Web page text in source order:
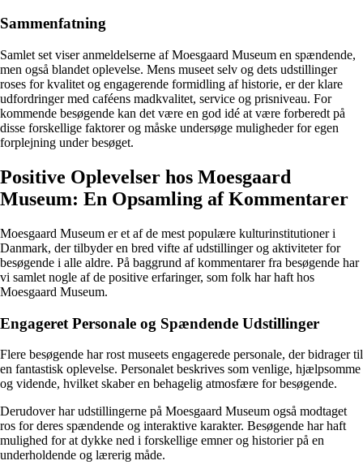
Sammenfatning
Samlet set viser anmeldelserne af Moesgaard Museum en spændende,
men også blandet oplevelse. Mens museet selv og dets udstillinger
roses for kvalitet og engagerende formidling af historie, er der klare
udfordringer med caféens madkvalitet, service og prisniveau. For
kommende besøgende kan det være en god idé at være forberedt på
disse forskellige faktorer og måske undersøge muligheder for egen
forplejning under besøget.
Positive Oplevelser hos Moesgaard
Museum: En Opsamling af Kommentarer
Moesgaard Museum er et af de mest populære kulturinstitutioner i
Danmark, der tilbyder en bred vifte af udstillinger og aktiviteter for
besøgende i alle aldre. På baggrund af kommentarer fra besøgende har
vi samlet nogle af de positive erfaringer, som folk har haft hos
Moesgaard Museum.
Engageret Personale og Spændende Udstillinger
Flere besøgende har rost museets engagerede personale, der bidrager til
en fantastisk oplevelse. Personalet beskrives som venlige, hjælpsomme
og vidende, hvilket skaber en behagelig atmosfære for besøgende.
Derudover har udstillingerne på Moesgaard Museum også modtaget
ros for deres spændende og interaktive karakter. Besøgende har haft
mulighed for at dykke ned i forskellige emner og historier på en
underholdende og lærerig måde.